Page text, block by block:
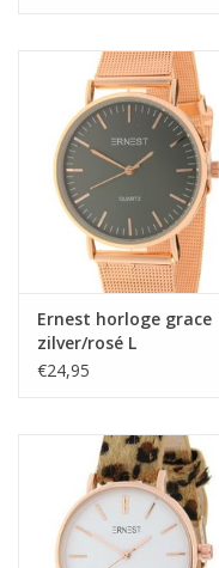
Ernest horloge grace
zilver/rosé L
€24,95